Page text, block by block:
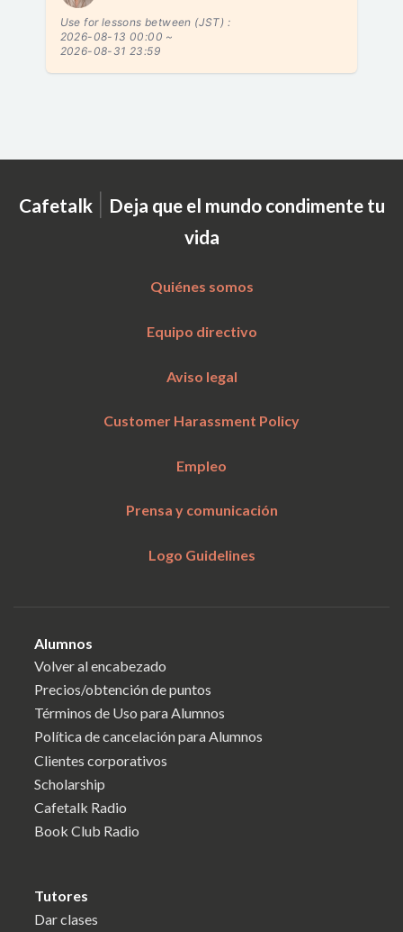
Use for lessons between (JST) :
2026-08-13 00:00 ~
2026-08-31 23:59
Cafetalk | Deja que el mundo condimente tu
vida
Quiénes somos
Equipo directivo
Aviso legal
Customer Harassment Policy
Empleo
Prensa y comunicación
Logo Guidelines
Alumnos
Volver al encabezado
Precios/obtención de puntos
Términos de Uso para Alumnos
Política de cancelación para Alumnos
Clientes corporativos
Scholarship
Cafetalk Radio
Book Club Radio
Tutores
Dar clases